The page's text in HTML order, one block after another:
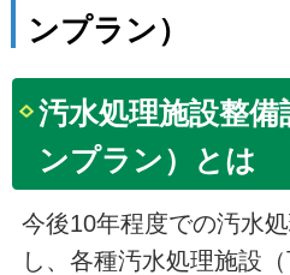
ンプラン）
汚水処理施設整備
ンプラン）とは
今後10年程度での汚水
し、各種汚水処理施設